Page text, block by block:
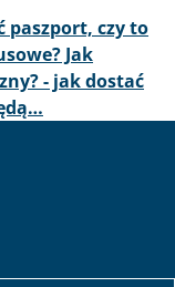
paszport, czy to
Jak
- jak dostać